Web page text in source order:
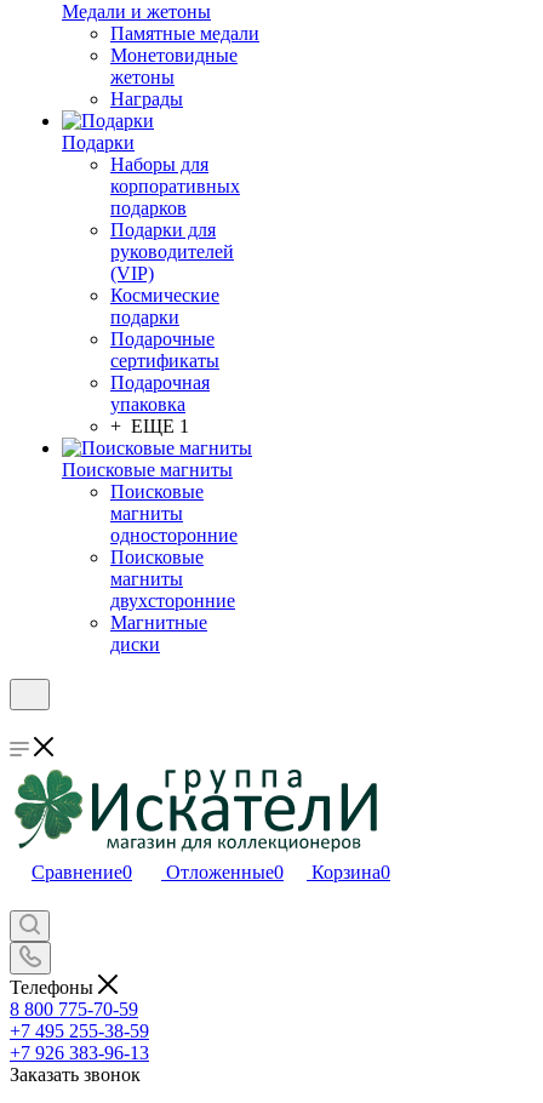
Медали и жетоны
Памятные медали
Монетовидные
жетоны
Награды
Подарки
Наборы для
корпоративных
подарков
Подарки для
руководителей
(VIP)
Космические
подарки
Подарочные
сертификаты
Подарочная
упаковка
+ ЕЩЕ 1
Поисковые магниты
Поисковые
магниты
односторонние
Поисковые
магниты
двухсторонние
Магнитные
диски
Сравнение0 Отложенные0 Корзина0
Телефоны
8 800 775-70-59
+7 495 255-38-59
+7 926 383-96-13
Заказать звонок